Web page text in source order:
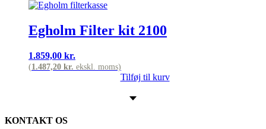
Egholm Filter kit 2100
1.859,00 kr.
(1.487,20 kr. ekskl. moms)
Tilføj til kurv
KONTAKT OS